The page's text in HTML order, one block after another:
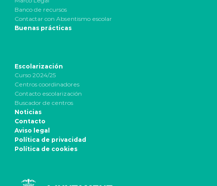
Banco de recursos
Contactar con Absentismo escolar
Buenas prácticas
Escolarización
Curso 2024/25
Centros coordinadores
Contacto escolarización
Buscador de centros
Noticias
Contacto
Aviso legal
Política de privacidad
Política de cookies